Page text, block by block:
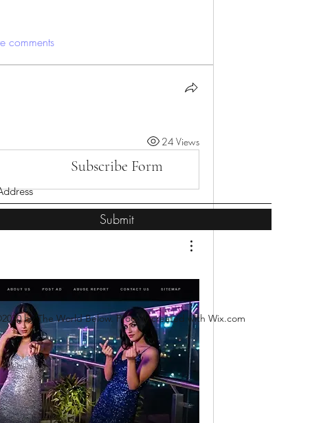
comments
24 Views
Subscribe Form
Submit
by The World Below. Proudly created with Wix.com